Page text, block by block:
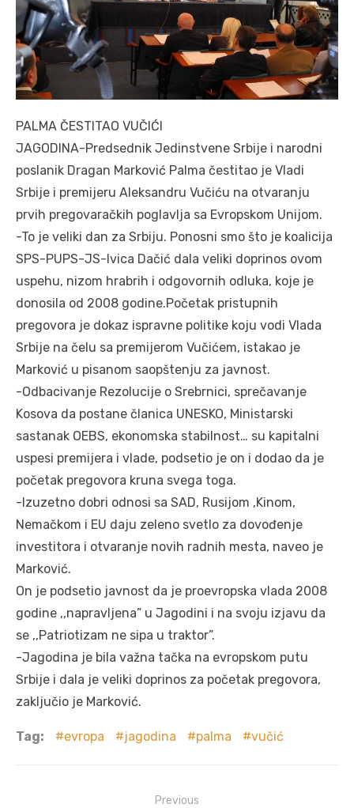
PALMA ČESTITAO VUČIĆI
JAGODINA-Predsednik Jedinstvene Srbije i narodni
poslanik Dragan Marković Palma čestitao je Vladi
Srbije i premijeru Aleksandru Vučiću na otvaranju
prvih pregovaračkih poglavlja sa Evropskom Unijom.
-To je veliki dan za Srbiju. Ponosni smo što je koalicija
SPS-PUPS-JS-Ivica Dačić dala veliki doprinos ovom
uspehu, nizom hrabrih i odgovornih odluka, koje je
donosila od 2008 godine.Početak pristupnih
pregovora je dokaz ispravne politike koju vodi Vlada
Srbije na čelu sa premijerom Vučićem, istakao je
Marković u pisanom saopštenju za javnost.
-Odbacivanje Rezolucije o Srebrnici, sprečavanje
Kosova da postane članica UNESKO, Ministarski
sastanak OEBS, ekonomska stabilnost… su kapitalni
uspesi premijera i vlade, podsetio je on i dodao da je
početak pregovora kruna svega toga.
-Izuzetno dobri odnosi sa SAD, Rusijom ,Kinom,
Nemačkom i EU daju zeleno svetlo za dovođenje
investitora i otvaranje novih radnih mesta, naveo je
Marković.
On je podsetio javnost da je proevropska vlada 2008
godine ,,napravljena” u Jagodini i na svoju izjavu da
se ,,Patriotizam ne sipa u traktor”.
-Jagodina je bila važna tačka na evropskom putu
Srbije i dala je veliki doprinos za početak pregovora,
zaključio je Marković.
Tag: evropa jagodina palma vučić
Previous